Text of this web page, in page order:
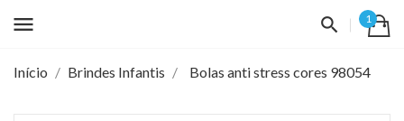
menu 1
Início Brindes Infantis Bolas anti stress cores 98054